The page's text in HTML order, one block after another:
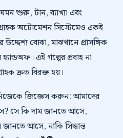
শুরু, টান, ব্যাখ্যা এবং
অটোমেশন সিস্টেমেও একই
বোঝা, মাঝখানে প্রাসঙ্গিক
এই গল্পের প্রবাহ না
দ্রুত বিরক্ত হয়।
জিজ্ঞেস করুন: আমাদের
সে কি দাম জানতে আসে,
আসে, নাকি সিদ্ধান্ত